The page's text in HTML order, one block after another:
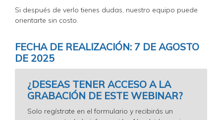
Si después de verlo tienes dudas, nuestro equipo puede
orientarte sin costo.
FECHA DE REALIZACIÓN: 7 DE AGOSTO
DE 2025
¿DESEAS TENER ACCESO A LA
GRABACIÓN DE ESTE WEBINAR?
Solo regístrate en el formulario y recibirás un